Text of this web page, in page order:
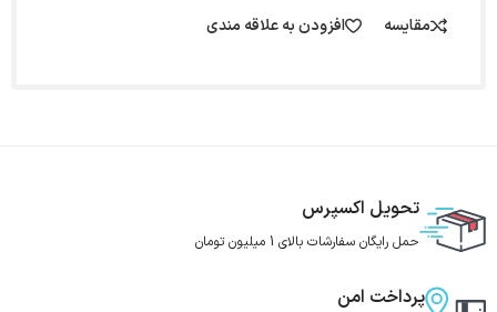
مقایسه
افزودن به علاقه مندی
تحویل اکسپرس
حمل رایگان سفارشات بالای 1 میلیون تومان
پرداخت امن